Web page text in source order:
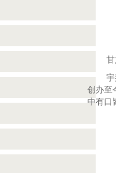
创办至
中有口